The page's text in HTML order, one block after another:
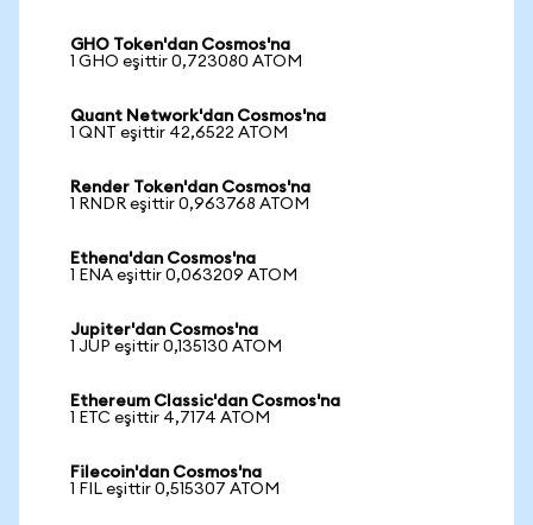
GHO Token'dan Cosmos'na
1 GHO eşittir 0,723080 ATOM
Quant Network'dan Cosmos'na
1 QNT eşittir 42,6522 ATOM
Render Token'dan Cosmos'na
1 RNDR eşittir 0,963768 ATOM
Ethena'dan Cosmos'na
1 ENA eşittir 0,063209 ATOM
Jupiter'dan Cosmos'na
1 JUP eşittir 0,135130 ATOM
Ethereum Classic'dan Cosmos'na
1 ETC eşittir 4,7174 ATOM
Filecoin'dan Cosmos'na
1 FIL eşittir 0,515307 ATOM